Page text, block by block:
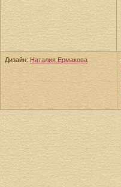
Дизайн: Наталия Ермакова